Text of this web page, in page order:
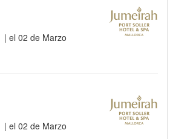
| el 02 de Marzo
| el 02 de Marzo